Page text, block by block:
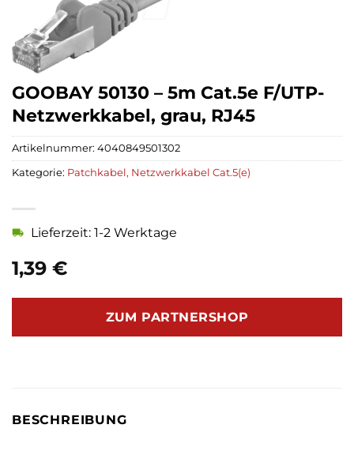
GOOBAY 50130 – 5m Cat.5e F/UTP-
Netzwerkkabel, grau, RJ45
1,39 €
Lieferzeit: 1-2 Werktage
ZUM PARTNERSHOP
Artikelnummer: 4040849501302
Kategorie: Patchkabel, Netzwerkkabel Cat.5(e)
BESCHREIBUNG